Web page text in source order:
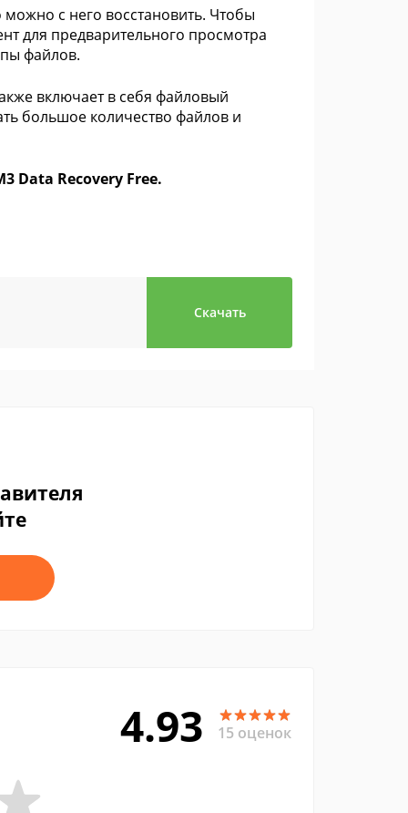
с него восстановить. Чтобы
для предварительного просмотра
файлов.
включает в себя файловый
большое количество файлов и
Data Recovery Free.
Скачать
4.93 15 оценок